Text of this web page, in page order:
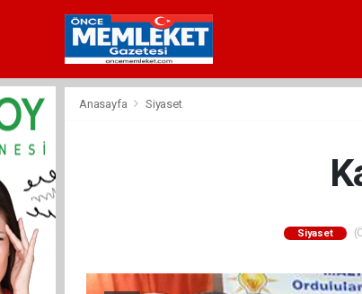
Anasayfa Siyaset
Siyaset